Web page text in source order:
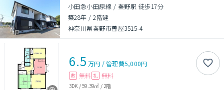
小田急小田原線 / 秦野駅 徒歩17分
築28年 /2階建
神奈川県秦野市曽屋3515-4
6.5 万円 /管理費5,000円
敷 無料 礼 無料
3DK /59.39㎡ / 2階